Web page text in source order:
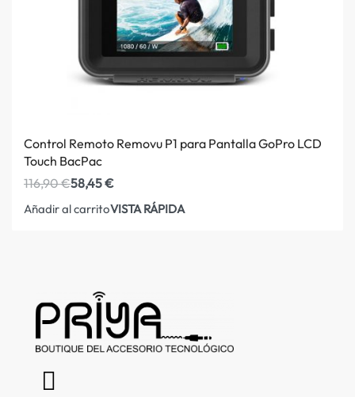
Control Remoto Removu P1 para Pantalla GoPro LCD
Touch BacPac
116,90€58,45€
Añadir al carritoVISTA RÁPIDA